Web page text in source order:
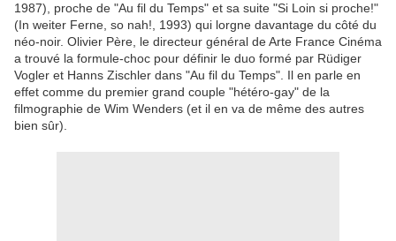
1987), proche de "Au fil du Temps" et sa suite "Si Loin si proche!"
(In weiter Ferne, so nah!, 1993) qui lorgne davantage du côté du
néo-noir. Olivier Père, le directeur général de Arte France Cinéma
a trouvé la formule-choc pour définir le duo formé par Rüdiger
Vogler et Hanns Zischler dans "Au fil du Temps". Il en parle en
effet comme du premier grand couple "hétéro-gay" de la
filmographie de Wim Wenders (et il en va de même des autres
bien sûr).